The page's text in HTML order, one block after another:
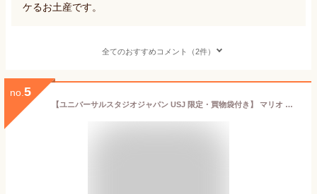
ケるお土産です。
全てのおすすめコメント（2件）
no. 5
【ユニバーサルスタジオジャパン USJ 限定・買物袋付き】 マリオ クリームサンドビスケット 箱入り クッキー お土産 ギフト お菓子 ユニバ グッズ